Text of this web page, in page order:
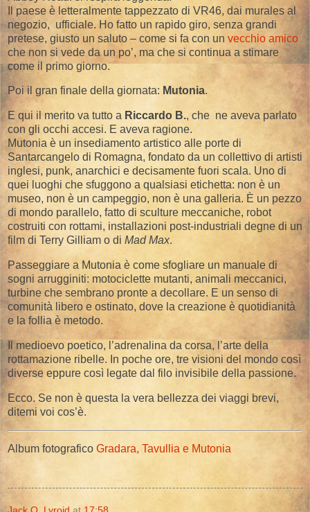
Il paese è letteralmente tappezzato di VR46, dai murales al
negozio, ufficiale. Ho fatto un rapido giro, senza grandi
pretese, giusto un saluto – come si fa con un vecchio amico
che non si vede da un po’, ma che si continua a stimare
come il primo giorno.
Poi il gran finale della giornata: Mutonia.
E qui il merito va tutto a Riccardo B., che ne aveva parlato
con gli occhi accesi. E aveva ragione.
Mutonia è un insediamento artistico alle porte di
Santarcangelo di Romagna, fondato da un collettivo di artisti
inglesi, punk, anarchici e decisamente fuori scala. Uno di
quei luoghi che sfuggono a qualsiasi etichetta: non è un
museo, non è un campeggio, non è una galleria. È un pezzo
di mondo parallelo, fatto di sculture meccaniche, robot
costruiti con rottami, installazioni post-industriali degne di un
film di Terry Gilliam o di Mad Max.
Passeggiare a Mutonia è come sfogliare un manuale di
sogni arrugginiti: motociclette mutanti, animali meccanici,
turbine che sembrano pronte a decollare. E un senso di
comunità libero e ostinato, dove la creazione è quotidianità
e la follia è metodo.
Il medioevo poetico, l’adrenalina da corsa, l’arte della
rottamazione ribelle. In poche ore, tre visioni del mondo così
diverse eppure così legate dal filo invisibile della passione.
Ecco. Se non è questa la vera bellezza dei viaggi brevi,
ditemi voi cos’è.
Album fotografico Gradara, Tavullia e Mutonia